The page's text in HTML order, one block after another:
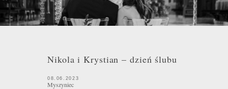
Nikola i Krystian – dzień ślubu
08.06.2023
Myszyniec